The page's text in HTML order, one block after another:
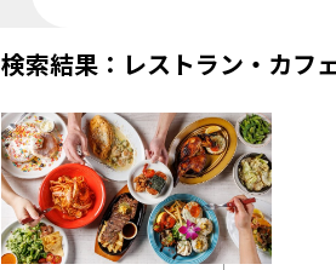
検索結果：レストラン・カフ